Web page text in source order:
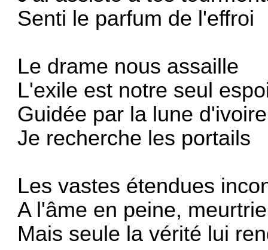
Senti le parfum de l'effroi
Le drame nous assaille
L'exile est notre seul
Guidée par la lune d'ivoire
Je recherche les portails
Les vastes étendues
A l'âme en peine,
Mais seule la vérité lui